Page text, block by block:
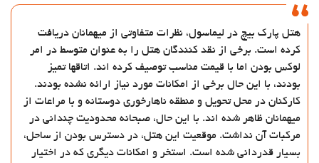
استخر روباز (فصلی)
خدمات پذیرش
24-Hour Front Desk
انبار چمدان
گاوصندوق
تبدیل پول
هتل پارک بیچ در لیماسول، نظرات متفاوتی از میهمانان دریافت
کرده است. برخی از نقد کنندگان هتل را به عنوان متوسط در امر
لوکس بودن اما با قیمت مناسب توصیف کرده اند. اتاقها تمیز
بودند، با این حال برخی از امکانات مورد نیاز ارائه نشده بودند.
کارکنان در محل تحویل و منطقه ناهارخوری دوستانه و با مراعات از
میهمانان ظاهر شده اند. با این حال، صبحانه محدودیت چندانی در
مرکبات آن نداشت. موقعیت این هتل، در دسترس بودن از ساحل،
بسیار قدردانی شده است. استخر و امکانات دیگری که در اختیار